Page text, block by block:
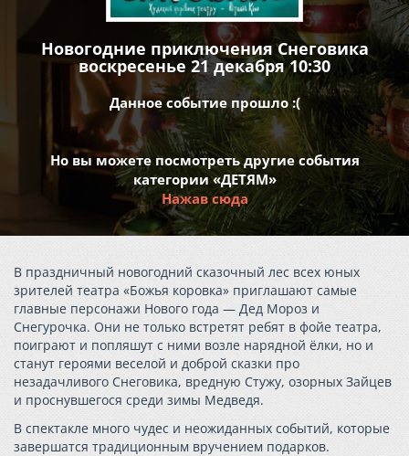
Новогодние приключения Снеговика
воскресенье 21 декабря 10:30
Данное событие прошло :(
Но вы можете посмотреть другие события
категории «ДЕТЯМ»
Нажав сюда
В праздничный новогодний сказочный лес всех юных
зрителей театра «Божья коровка» приглашают самые
главные персонажи Нового года — Дед Мороз и
Снегурочка. Они не только встретят ребят в фойе театра,
поиграют и попляшут с ними возле нарядной ёлки, но и
станут героями веселой и доброй сказки про
незадачливого Снеговика, вредную Стужу, озорных Зайцев
и проснувшегося среди зимы Медведя.
В спектакле много чудес и неожиданных событий, которые
завершатся традиционным вручением подарков.